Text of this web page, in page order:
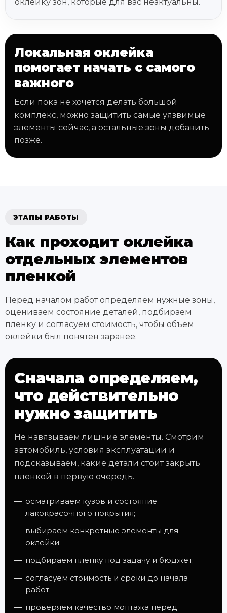
Локальная оклейка
помогает начать с самого
важного
Если пока не хочется делать большой
комплекс, можно защитить самые уязвимые
элементы сейчас, а остальные зоны добавить
позже.
ЭТАПЫ РАБОТЫ
Как проходит оклейка
отдельных элементов
пленкой
Перед началом работ определяем нужные зоны,
оцениваем состояние деталей, подбираем
пленку и согласуем стоимость, чтобы объем
оклейки был понятен заранее.
Сначала определяем,
что действительно
нужно защитить
Не навязываем лишние элементы. Смотрим
автомобиль, условия эксплуатации и
подсказываем, какие детали стоит закрыть
пленкой в первую очередь.
осматриваем кузов и состояние
лакокрасочного покрытия;
выбираем конкретные элементы для
оклейки;
подбираем пленку под задачу и бюджет;
согласуем стоимость и сроки до начала
работ;
проверяем качество монтажа перед